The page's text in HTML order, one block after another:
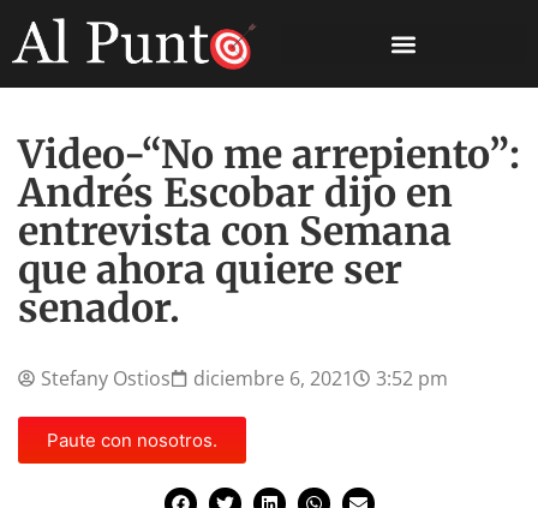
Video-“No me arrepiento”:
Andrés Escobar dijo en
entrevista con Semana
que ahora quiere ser
senador.
Stefany Ostios diciembre 6, 2021 3:52 pm
Paute con nosotros.